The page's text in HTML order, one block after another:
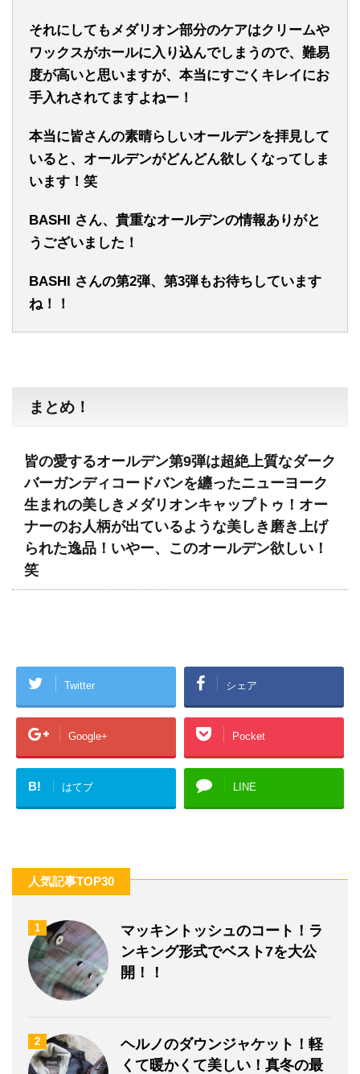
それにしてもメダリオン部分のケアはクリームや
ワックスがホールに入り込んでしまうので、難易
度が高いと思いますが、本当にすごくキレイにお
手入れされてますよねー！
本当に皆さんの素晴らしいオールデンを拝見して
いると、オールデンがどんどん欲しくなってしま
います！笑
BASHI さん、貴重なオールデンの情報ありがと
うございました！
BASHI さんの第2弾、第3弾もお待ちしています
ね！！
まとめ！
皆の愛するオールデン第9弾は超絶上質なダーク
バーガンディコードバンを纏ったニューヨーク
生まれの美しきメダリオンキャップトゥ！オー
ナーのお人柄が出ているような美しき磨き上げ
られた逸品！いやー、このオールデン欲しい！
笑
Twitter シェア
Google+ Pocket
B! はてブ LINE
人気記事TOP30
1
マッキントッシュのコート！ラ
ンキング形式でベスト7を大公
開！！
2
ヘルノのダウンジャケット！軽
くて暖かくて美しい！真冬の最